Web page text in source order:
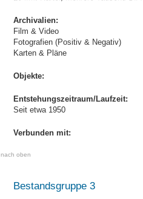
Archivalien:
Film & Video
Fotografien (Positiv & Negativ)
Karten & Pläne
Objekte:
Entstehungszeitraum/Laufzeit:
Seit etwa 1950
Verbunden mit:
nach oben
Bestandsgruppe 3